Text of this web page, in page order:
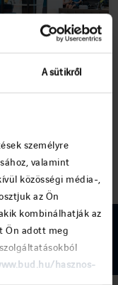
A sütikről
személyre
valamint
közösségi média-,
az Ön
kombinálhatják az
Ön adott meg
hasznos-
ahol minden adott